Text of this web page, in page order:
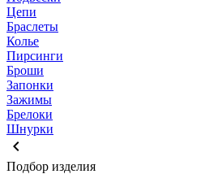
Цепи
Браслеты
Колье
Пирсинги
Броши
Запонки
Зажимы
Брелоки
Шнурки
keyboard_arrow_left
Подбор изделия